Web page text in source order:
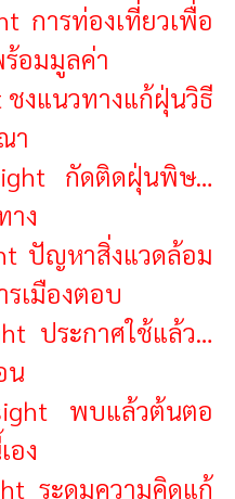
การท่องเที่ยวเพื่อ
อมมูลค่า
งแนวทางแก้ฝุ่นวิธี
า
กัดติดฝุ่นพิษ…
ง
ปัญหาสิ่งแวดล้อม
เมืองตอบ
ประกาศใช้แล้ว…
น
พบแล้วต้นตอ
ง
ระดมความคิดแก้